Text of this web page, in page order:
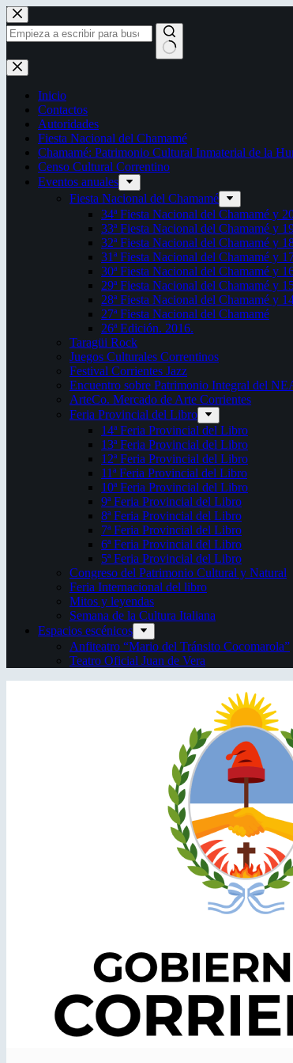
Saltar
al
contenido
Sin
resultados
Inicio
Contactos
Autoridades
Fiesta Nacional del Chamamé
Chamamé: Patrimonio Cultural Inmaterial de la
Censo Cultural Correntino
Eventos anuales
Fiesta Nacional del Chamamé
34ª Fiesta Nacional del Chamamé y
33ª Fiesta Nacional del Chamamé y
32ª Fiesta Nacional del Chamamé y
31ª Fiesta Nacional del Chamamé y
30ª Fiesta Nacional del Chamamé y
29ª Fiesta Nacional del Chamamé y
28ª Fiesta Nacional del Chamamé y
27ª Fiesta Nacional del Chamamé
26ª Edición. 2016.
Taragüi Rock
Juegos Culturales Correntinos
Festival Corrientes Jazz
Encuentro sobre Patrimonio Integral del
ArteCo. Mercado de Arte Corrientes
Feria Provincial del Libro
14ª Feria Provincial del Libro
13ª Feria Provincial del Libro
12ª Feria Provincial del Libro
11ª Feria Provincial del Libro
10ª Feria Provincial del Libro
9ª Feria Provincial del Libro
8ª Feria Provincial del Libro
7ª Feria Provincial del Libro
6ª Feria Provincial del Libro
5ª Feria Provincial del Libro
Congreso del Patrimonio Cultural y Natural
Feria Internacional del libro
Mitos y leyendas
Semana de la Cultura Italiana
Espacios escénicos
Anfiteatro “Mario del Tránsito Cocomarola”
Teatro Oficial Juan de Vera